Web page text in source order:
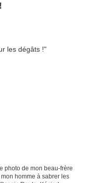
photo de mon beau-frère
homme à sabrer les